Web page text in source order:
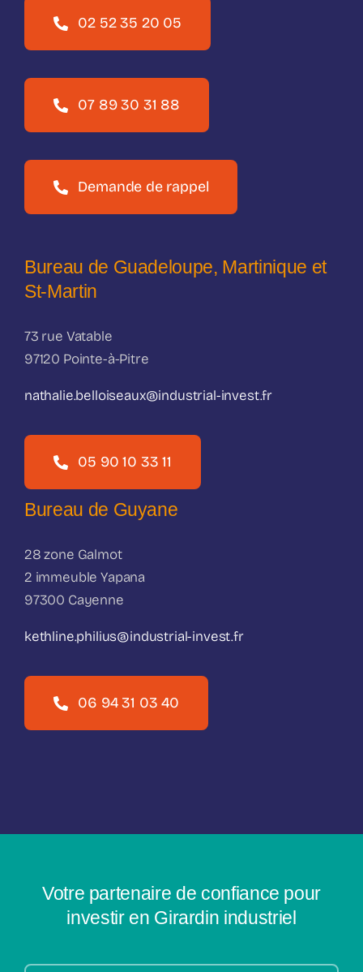
02 52 35 20 05
07 89 30 31 88
Demande de rappel
Bureau de Guadeloupe, Martinique et
St-Martin
73 rue Vatable
97120 Pointe-à-Pitre
nathalie.belloiseaux@industrial-invest.fr
05 90 10 33 11
Bureau de Guyane
28 zone Galmot
2 immeuble Yapana
97300 Cayenne
kethline.philius@industrial-invest.fr
06 94 31 03 40
Votre partenaire de confiance pour
investir en Girardin industriel